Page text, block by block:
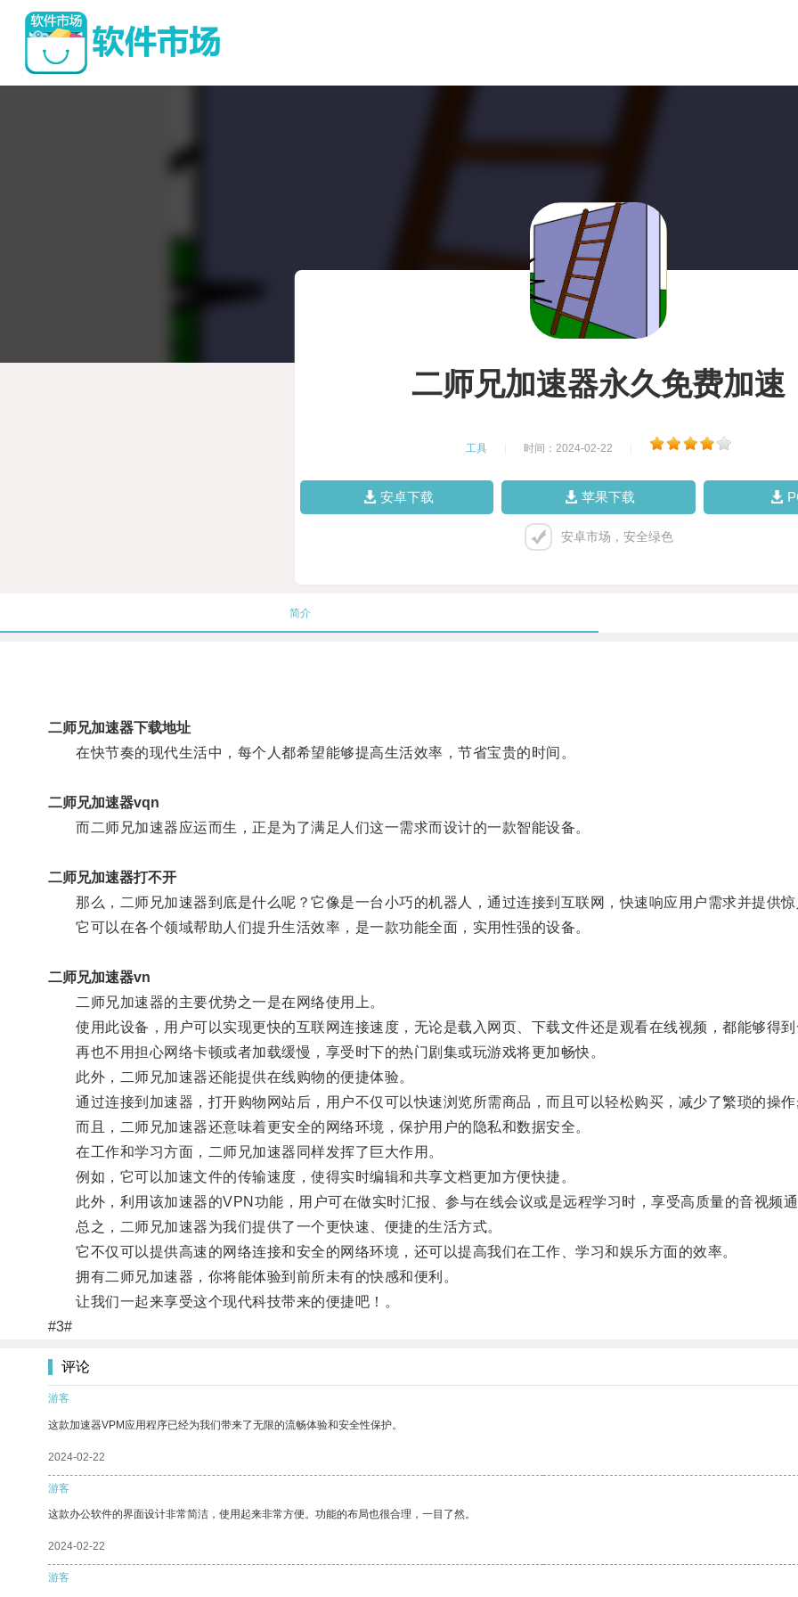
二师兄加速器永久免费加速
工具 时间：2024-02-22
安卓下载 苹果下载
安卓市场，安全绿色
简介
二师兄加速器下载地址
在快节奏的现代生活中，每个人都希望能够提高生活效率，节省宝贵的时间。
二师兄加速器vqn
而二师兄加速器应运而生，正是为了满足人们这一需求而设计的一款智能设备。
二师兄加速器打不开
那么，二师兄加速器到底是什么呢？它像是一台小巧的机器人，通过连接到互联网，快速响应用户需求并提供惊
它可以在各个领域帮助人们提升生活效率，是一款功能全面，实用性强的设备。
二师兄加速器vn
二师兄加速器的主要优势之一是在网络使用上。
使用此设备，用户可以实现更快的互联网连接速度，无论是载入网页、下载文件还是观看在线视频，都能够得到
再也不用担心网络卡顿或者加载缓慢，享受时下的热门剧集或玩游戏将更加畅快。
此外，二师兄加速器还能提供在线购物的便捷体验。
通过连接到加速器，打开购物网站后，用户不仅可以快速浏览所需商品，而且可以轻松购买，减少了繁琐的操作
而且，二师兄加速器还意味着更安全的网络环境，保护用户的隐私和数据安全。
在工作和学习方面，二师兄加速器同样发挥了巨大作用。
例如，它可以加速文件的传输速度，使得实时编辑和共享文档更加方便快捷。
此外，利用该加速器的VPN功能，用户可在做实时汇报、参与在线会议或是远程学习时，享受高质量的音视频通
总之，二师兄加速器为我们提供了一个更快速、便捷的生活方式。
它不仅可以提供高速的网络连接和安全的网络环境，还可以提高我们在工作、学习和娱乐方面的效率。
拥有二师兄加速器，你将能体验到前所未有的快感和便利。
让我们一起来享受这个现代科技带来的便捷吧！。
#3#
评论
游客
这款加速器VPM应用程序已经为我们带来了无限的流畅体验和安全性保护。
2024-02-22
游客
这款办公软件的界面设计非常简洁，使用起来非常方便。功能的布局也很合理，一目了然。
2024-02-22
游客